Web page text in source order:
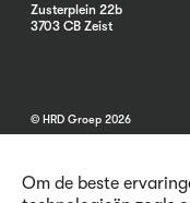
Om de beste
Zusterplein 22b
3703 CB Zeist
© HRD Groep 2026